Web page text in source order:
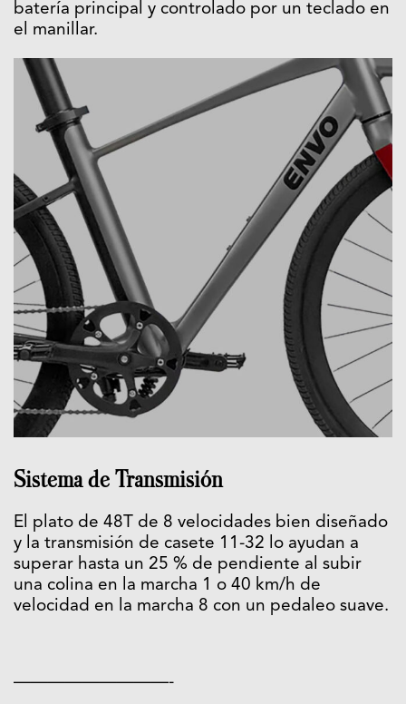
batería principal y controlado por un teclado en
el manillar.
Sistema de Transmisión
El plato de 48T de 8 velocidades bien diseñado
y la transmisión de casete 11-32 lo ayudan a
superar hasta un 25 % de pendiente al subir
una colina en la marcha 1 o 40 km/h de
velocidad en la marcha 8 con un pedaleo suave.
—————————-